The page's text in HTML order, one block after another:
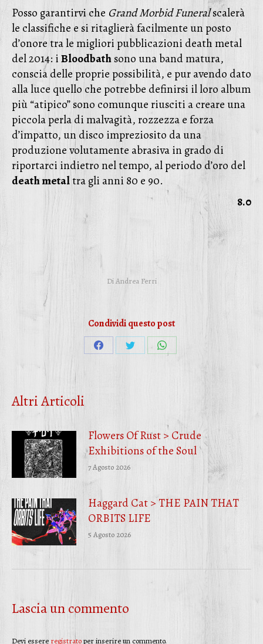
Posso garantirvi che Grand Morbid Funeralscalerà
le classifiche e si ritaglierà facilmente un posto
d’onore tra le migliori pubblicazioni death metal
del 2014: iBloodbathsono una band matura,
conscia delle proprie possibilità, e pur avendo dato
alla luce quello che potrebbe definirsi il loro album
più “atipico” sono comunque riusciti a creare una
piccola perla di malvagità, rozzezza e forza
d’impatto, un disco impreziosito da una
produzione volutamente abrasiva in grado di
riportarci indietro nel tempo, al periodo d’oro del
death metaltra gli anni 80 e 90.
8.0
DiAndrea Ferri
Condividi questo post
CondividiCondividiCondividi
Altri Articoli
Flowers Of Rust > Crude
Exhibitions of the Soul
7 Agosto 2026
Haggard Cat > THE PAIN THAT
ORBITS LIFE
5 Agosto 2026
Lascia un commento
Devi essere registratoper inserire un commento.